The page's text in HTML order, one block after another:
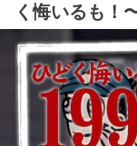
く悔いるも！